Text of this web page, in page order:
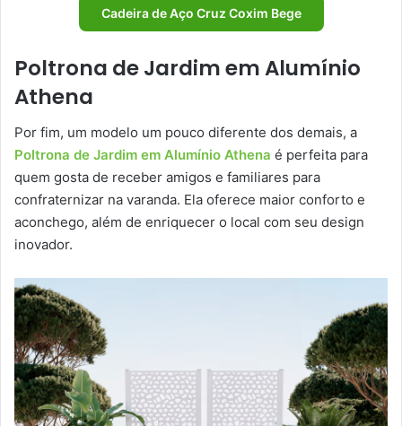
Cadeira de Aço Cruz Coxim Bege
Poltrona de Jardim em Alumínio
Athena
Por fim, um modelo um pouco diferente dos demais, a
Poltrona de Jardim em Alumínio Athena é perfeita para
quem gosta de receber amigos e familiares para
confraternizar na varanda. Ela oferece maior conforto e
aconchego, além de enriquecer o local com seu design
inovador.